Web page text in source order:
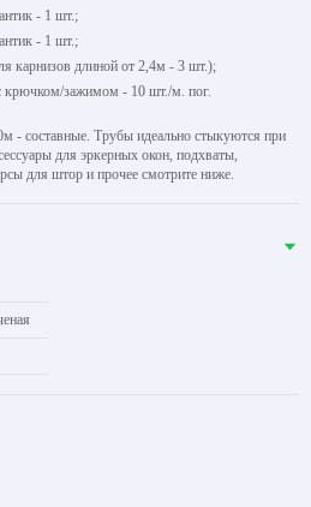
- 1 шт.;
- 1 шт.;
карнизов длиной от 2,4м - 3 шт.);
крючком/зажимом - 10 шт./м. пог.
- составные. Трубы идеально стыкуются при
для эркерных окон, подхваты,
для штор и прочее смотрите ниже.